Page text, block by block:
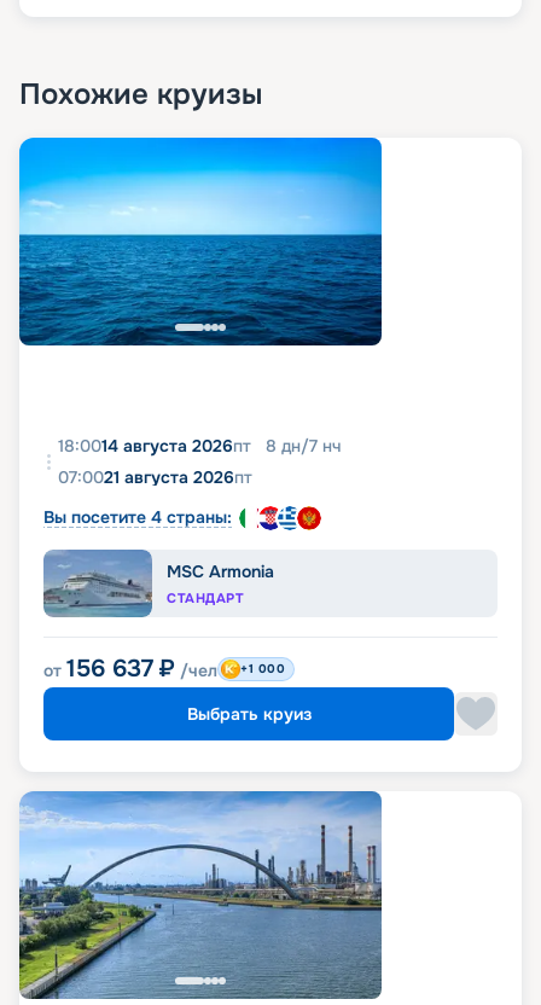
Похожие круизы
18:0014 августа 2026пт 8 дн/7 нч
07:0021 августа 2026пт
Вы посетите 4 страны:
MSC Armonia
СТАНДАРТ
от 156 637 ₽ /чел +1 000
Выбрать круиз